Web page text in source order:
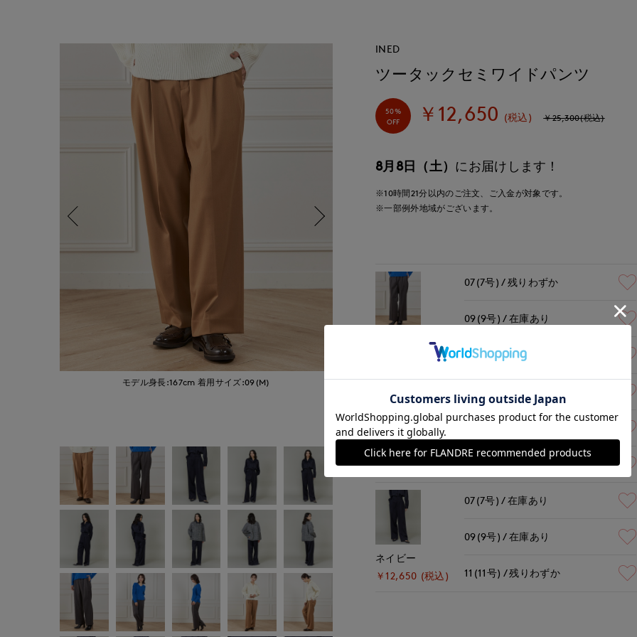
モデル身長:167cm 着用サイズ:09(M) モデル身長:167cm 着用サイズ:09(M)
INED
ツータックセミワイドパンツ
50%
OFF
￥12,650 (税込) ￥25,300(税込)
8月8日（土） にお届けします！
※10時間21分以内のご注文、ご入金が対象です。
※一部例外地域がございます。
チャコールグレー
￥12,650 (税込)
07(7号) 残りわずか
09(9号) 在庫あり
11(11号) 残りわずか
キャメル
￥12,650 (税込)
09(9号)
11(11号) 在庫あり
ネイビー
￥12,650 (税込)
07(7号) 在庫あり
09(9号) 在庫あり
11(11号) 残りわずか